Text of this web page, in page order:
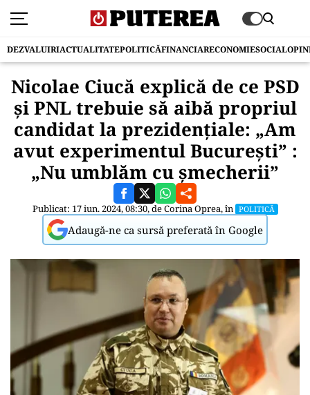
DEZVALUIRIACTUALITATEPOLITICĂFINANCIARECONOMIESOCIAL
Nicolae Ciucă explică de ce PSD
și PNL trebuie să aibă propriul
candidat la prezidenţiale: „Am
avut experimentul Bucureşti” :
„Nu umblăm cu șmecherii”
Publicat: 17 iun. 2024, 08:30, deCorina Oprea, în POLITICĂ
Adaugă-ne ca sursă preferată în Google